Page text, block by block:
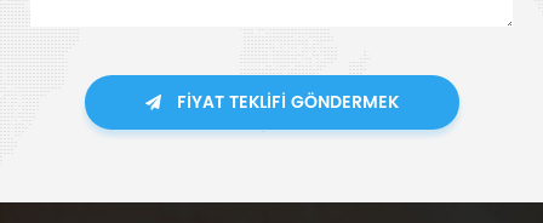
FIYAT TEKLIFI GÖNDERMEK